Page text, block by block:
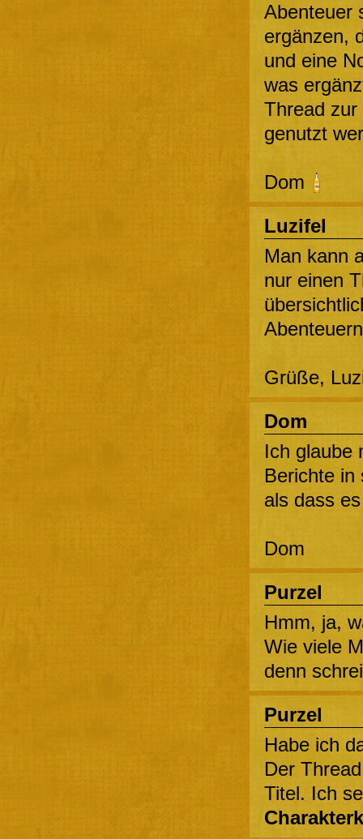
Abenteuer
ergänzen,
und eine
was
Thread zur
genutzt
Dom
Luzifel
Man kann
nur einen
Grüße,
Dom
Ich glaube
Berichte in
als dass
Dom
Purzel
Hmm, ja,
Wie viele
denn
Purzel
Habe ich
Der
Titel. Ich